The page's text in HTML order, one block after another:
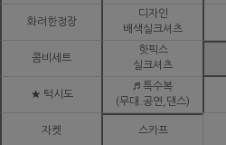
화려한정장
디자인
배색실크셔츠
콤비세트
핫픽스
실크셔츠
★ 턱시도
♬ 특수복
(무대.공연,댄스)
자켓 스카프